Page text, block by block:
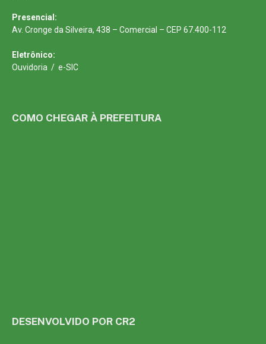
Presencial:
Av. Cronge da Silveira, 438 – Comercial – CEP 67.400-112
Eletrônico:
Ouvidoria / e-SIC
COMO CHEGAR À PREFEITURA
DESENVOLVIDO POR CR2